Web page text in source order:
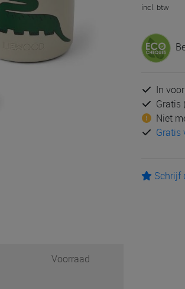
Voorraad
incl. btw
In
Gratis
Niet
Gratis
Schrijf